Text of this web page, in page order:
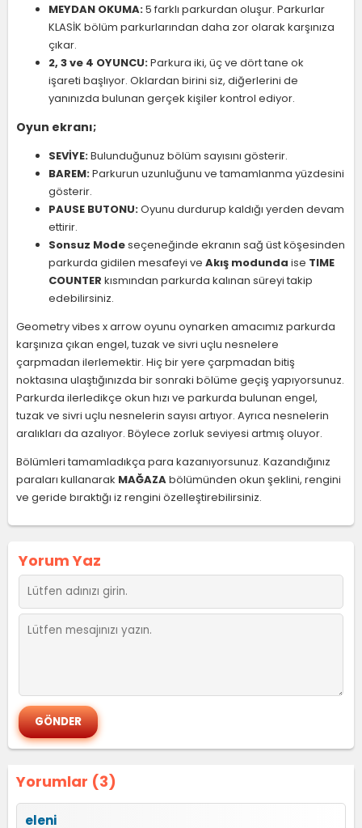
MEYDAN OKUMA:5 farklı parkurdan oluşur. Parkurlar
KLASİK bölüm parkurlarından daha zor olarak karşınıza
çıkar.
2, 3 ve 4 OYUNCU:Parkura iki, üç ve dört tane ok
işareti başlıyor. Oklardan birini siz, diğerlerini de
yanınızda bulunan gerçek kişiler kontrol ediyor.
Oyun ekranı;
SEVİYE:Bulunduğunuz bölüm sayısını gösterir.
BAREM:Parkurun uzunluğunu ve tamamlanma yüzdesini
gösterir.
PAUSE BUTONU:Oyunu durdurup kaldığı yerden devam
ettirir.
Sonsuz Modeseçeneğinde ekranın sağ üst köşesinden
parkurda gidilen mesafeyi ve Akış modunda ise TIME
COUNTER kısmından parkurda kalınan süreyi takip
edebilirsiniz.
Geometry vibes x arrow oyunu oynarken amacımız parkurda
karşınıza çıkan engel, tuzak ve sivri uçlu nesnelere
çarpmadan ilerlemektir. Hiç bir yere çarpmadan bitiş
noktasına ulaştığınızda bir sonraki bölüme geçiş yapıyorsunuz.
Parkurda ilerledikçe okun hızı ve parkurda bulunan engel,
tuzak ve sivri uçlu nesnelerin sayısı artıyor. Ayrıca nesnelerin
aralıkları da azalıyor. Böylece zorluk seviyesi artmış oluyor.
Bölümleri tamamladıkça para kazanıyorsunuz. Kazandığınız
paraları kullanarak MAĞAZAbölümünden okun şeklini, rengini
ve geride bıraktığı iz rengini özelleştirebilirsiniz.
Yorumlar (3)
eleni
Yorum Yaz